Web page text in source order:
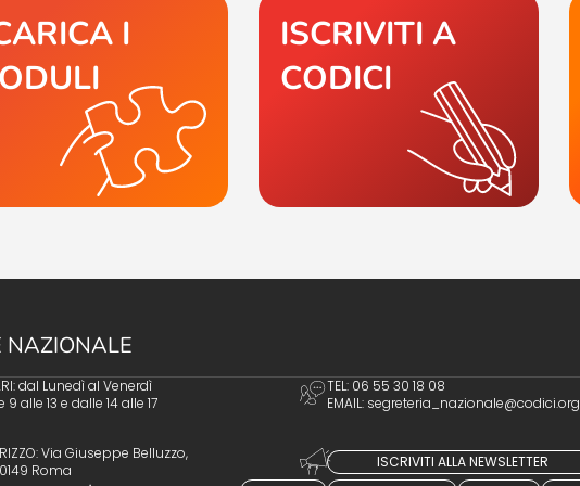
I
ISCRIVITI A
CODICI
NAZIONALE
dal Lunedì al Venerdì
9 alle 13 e dalle 14 alle 17
TEL: 06 55 30 18 08
EMAIL: segreteria_nazionale@codici.org
Via Giuseppe Belluzzo,
Roma
ISCRIVITI ALLA NEWSLETTER